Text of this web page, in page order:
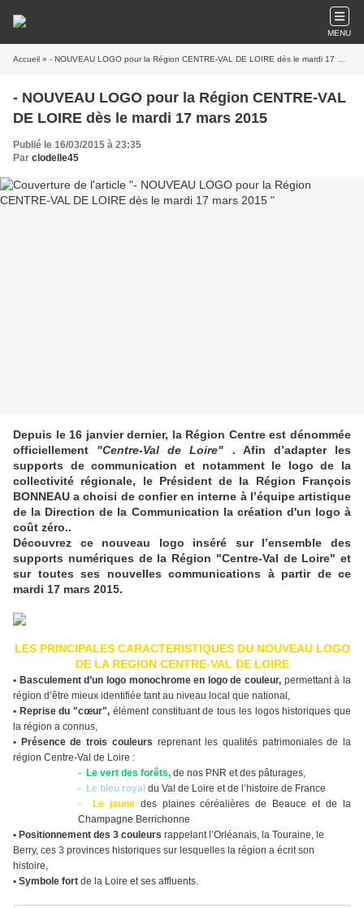
MENU
Accueil » - NOUVEAU LOGO pour la Région CENTRE-VAL DE LOIRE dès le mardi 17 mars 2015
- NOUVEAU LOGO pour la Région CENTRE-VAL
DE LOIRE dès le mardi 17 mars 2015
Publié le 16/03/2015 à 23:35
Par clodelle45
Depuis le 16 janvier dernier, la Région Centre est dénommée
officiellement "Centre-Val de Loire" . Afin d’adapter les
supports de communication et notamment le logo de la
collectivité régionale, le Président de la Région François
BONNEAU a choisi de confier en interne à l’équipe artistique
de la Direction de la Communication la création d'un logo à
coût zéro..
Découvrez ce nouveau logo inséré sur l’ensemble des
supports numériques de la Région "Centre-Val de Loire" et
sur toutes ses nouvelles communications à partir de ce
mardi 17 mars 2015.
LES PRINCIPALES CARACTERISTIQUES DU NOUVEAU LOGO
DE LA REGION CENTRE-VAL DE LOIRE
• Basculement d’un logo monochrome en logo de couleur, permettant à la
région d’être mieux identifiée tant au niveau local que national,
• Reprise du "cœur", élément constituant de tous les logos historiques que
la région a connus,
• Présence de trois couleurs reprenant les qualités patrimoniales de la
région Centre-Val de Loire :
- Le vert des forêts, de nos PNR et des pâturages,
- Le bleu royal du Val de Loire et de l’histoire de France
- Le jaunedes plaines céréalières de Beauce et de la
Champagne Berrichonne
• Positionnement des 3 couleurs rappelant l’Orléanais, la Touraine, le
Berry, ces 3 provinces historiques sur lesquelles la région a écrit son
histoire,
• Symbole fort de la Loire et ses affluents.